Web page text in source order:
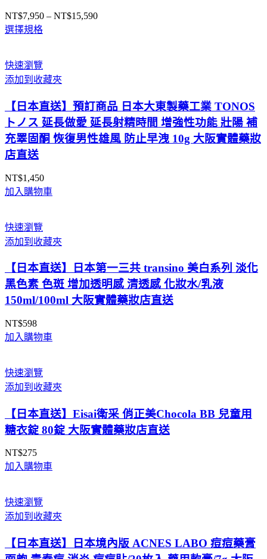
NT$7,950 – NT$15,590價
選擇規格
快速瀏覽
添加到收藏夾
【日本直送】預訂商品 日本大東製藥工業 TONOS
トノス 延長做愛 延長射精時間 增強性功能 壯陽 補
充睪固酮 恢復男性雄風 防止早洩 10g 大阪實體藥妝
店直送
NT$1,450
加入購物車
快速瀏覽
添加到收藏夾
【日本直送】日本第一三共 transino 美白系列 淡化
黑色素 色斑 增加透明感 清透感 化妝水/乳液
150ml/100ml 大阪實體藥妝店直送
NT$598
加入購物車
快速瀏覽
添加到收藏夾
【日本直送】Eisai衛采 俏正美Chocola BB 兒童用
糖衣錠 80錠 大阪實體藥妝店直送
NT$275
加入購物車
快速瀏覽
添加到收藏夾
【日本直送】日本境內版 ACNES LABO 痘痘藥膏